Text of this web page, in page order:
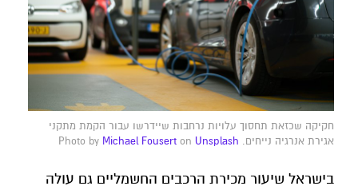
חקיקה שכזאת תחסוך עלויות נרחבות שיידרשו עבור הקמת מתקני
אגירת אנרגיה נייחים. Photo by
Michael Fousert on Unsplash
בישראל שיעור מכירת הרכבים החשמליים גם עולה